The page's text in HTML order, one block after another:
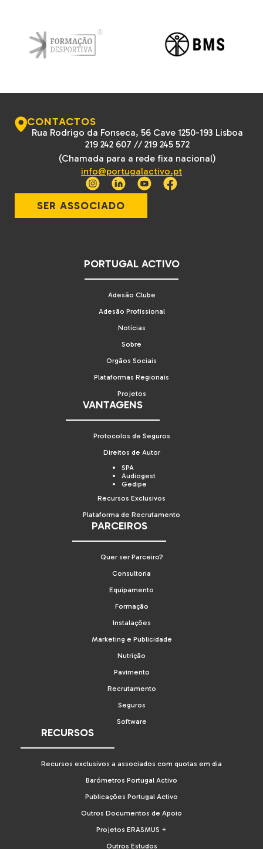
CONTACTOS
Rua Rodrigo da Fonseca, 56 Cave 1250-193 Lisboa
219 242 607 //219 245 572
(Chamada para a rede fixa nacional)
info@portugalactivo.pt
SER ASSOCIADO
PORTUGAL ACTIVO
Adesão Clube
Adesão Profissional
Notícias
Sobre
Orgãos Sociais
Plataformas Regionais
Projetos
VANTAGENS
Protocolos de Seguros
Direitos de Autor
SPA
Audiogest
Gedipe
Recursos Exclusivos
Plataforma de Recrutamento
PARCEIROS
Quer ser Parceiro?
Consultoria
Equipamento
Formação
Instalações
Marketing e Publicidade
Nutrição
Pavimento
Recrutamento
Seguros
Software
RECURSOS
Recursos exclusivos a associados com quotas em dia
Barómetros Portugal Activo
Publicações Portugal Activo
Outros Documentos de Apoio
Projetos ERASMUS +
Outros Estudos